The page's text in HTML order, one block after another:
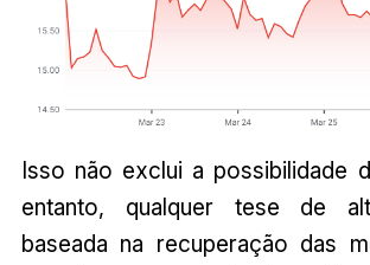
Isso não exclui a possibilidade
entanto, qualquer tese de
baseada na recuperação das